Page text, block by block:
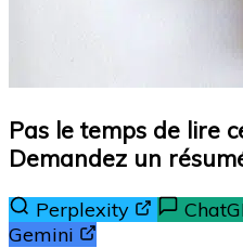
Pas le temps de lire
Demandez un
Perplexity
Gemini